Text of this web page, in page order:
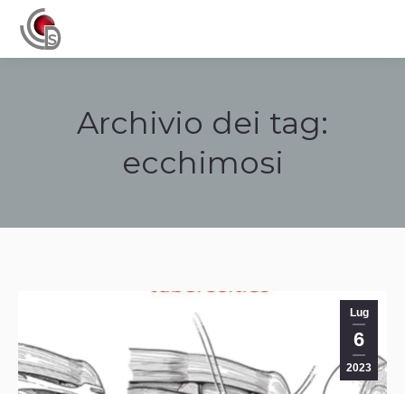
Archivio dei tag:
ecchimosi
Lug
6
2023